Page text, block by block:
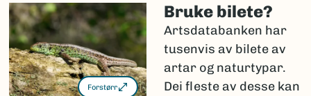
Forstørr
Bruke bilete?
Artsdatabanken har
tusenvis av bilete av
artar og naturtypar.
Dei fleste av desse kan